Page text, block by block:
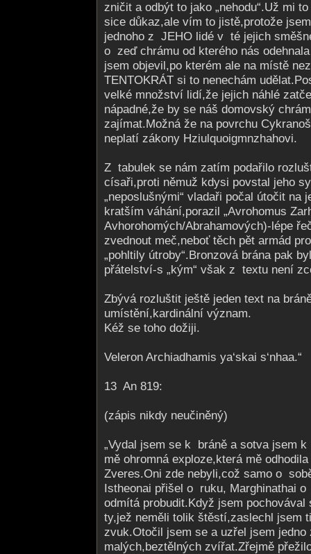
zničit a odbýt to jako „nehodu“.Už mi
sice důkaz,ale vím to jistě,protože
jednoho z JEHO lidé v té jejich
o zeď chrámu od kterého nás
jsem objevil,po kterém ale na místě
TENTOKRÁT si to nenechám
velké množství lidí,že jejich náhlé
nápadné,že by se náš domovský
zajímat.Možná že na povrchu
neplatí zákony Hziulquoigmnzha­hovi.
Z tabulek se nám zatím podařilo
císaři,proti němuž kdysi povstal jeho
„neposlušnými“ vladaři počal útočit na
kratším váhání,porazil „Avrohomus
Avhorohomých/A­brahamových)-lépe
zvednout meč,neboť těch pět armád
„pohltily útroby“.Bronzová brána pak
přátelství-s „kým“ však z textu není
Zbývá rozluštit ještě jeden text na
umístění,kardinální význam.
Kéž se toho dožiji.
Veleron Archiadhamis ya‘skai s‘nhaa.“
13 An 819:
(zápis nikdy neučiněný)
„Vydal jsem se k bráně a sotva jsem
mě ohromná exploze,která mě
Zveres.Oni zde nebyli,což samo o
Istheonai přišel o ruku, Marghinathai
odmítá probudit.Když jsem pochovával
ty,jež neměli tolik štěstí,zaslechl jsem
zvuk.Otočil jsem se a uzřel jsem
malých,beztělných zvířat.Zřejmě